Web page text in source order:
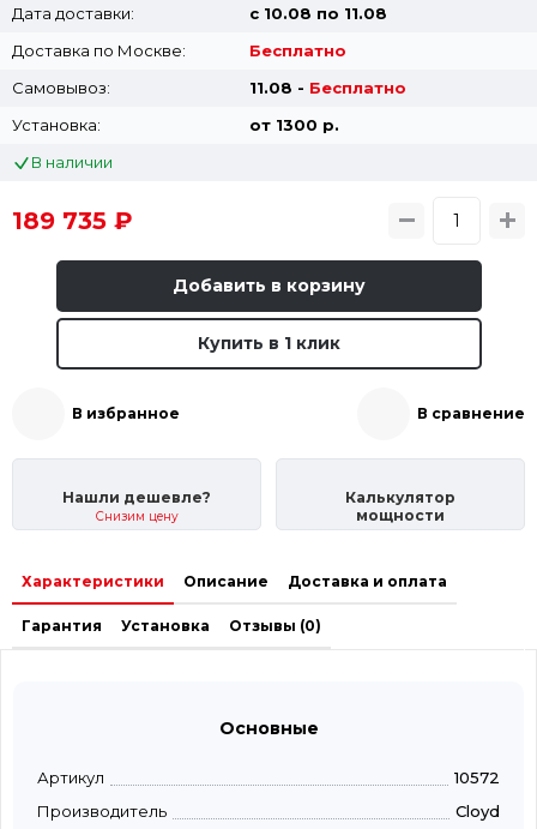
Дата доставки:
с 10.08 по 11.08
Доставка по Москве:
Бесплатно
Самовывоз:
11.08 - Бесплатно
Установка:
от 1300 p.
В наличии
189 735 ₽
Добавить в корзину
Купить в 1 клик
В избранное В сравнение
Нашли дешевле?
Снизим цену
Калькулятор
мощности
Характеристики Описание Доставка и оплата
Гарантия Установка Отзывы (0)
Основные
Артикул
10572
Производитель
Cloyd